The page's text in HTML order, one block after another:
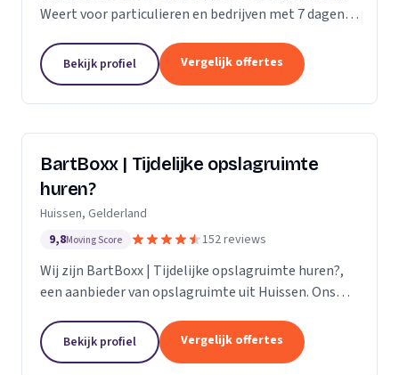
Weert voor particulieren en bedrijven met 7 dagen
Bekijk profiel Vergelijk offertes
BartBoxx | Tijdelijke opslagruimte
huren?
Huissen, Gelderland
9,8Moving Score 152 reviews
Wij zijn BartBoxx | Tijdelijke opslagruimte huren?,
een aanbieder van opslagruimte uit Huissen. Ons
Bekijk profiel Vergelijk offertes